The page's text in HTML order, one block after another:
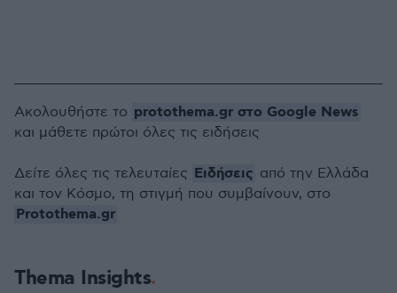
Thema Insights
Ακολουθήστε το protothema.gr στο Google News
και μάθετε πρώτοι όλες τις ειδήσεις
Δείτε όλες τις τελευταίες Ειδήσεις από την Ελλάδα
και τον Κόσμο, τη στιγμή που συμβαίνουν, στο
Protothema.gr